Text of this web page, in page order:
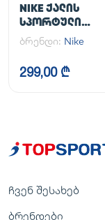
NIKE ᲥᲐᲚᲘᲡ
ᲡᲞᲝᲠᲢᲣᲚᲘ
ᲤᲔᲮᲡᲐᲪᲛᲔᲚᲘ
ბრენდი: Nike
299,00 ₾
ჩვენ შესახებ
ბრენდები